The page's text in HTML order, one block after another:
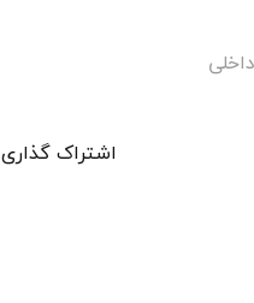
اشتراک گذاری